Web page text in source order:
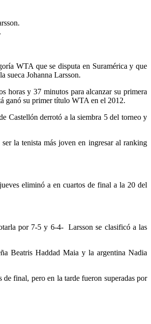
WTA que se disputa en Suramérica y que
sueca Johanna Larsson.
horas y 37 minutos para alcanzar su primera
ganó su primer título WTA en el 2012.
Castellón derrotó a la siembra 5 del torneo y
la tenista más joven en ingresar al ranking
eliminó a en cuartos de final a la 20 del
por 7-5 y 6-4- Larsson se clasificó a las
Beatris Haddad Maia y la argentina Nadia
final, pero en la tarde fueron superadas por